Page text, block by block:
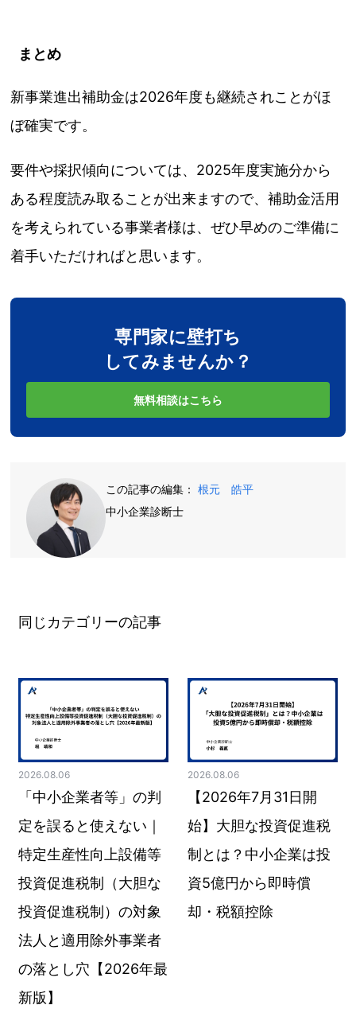
まとめ
新事業進出補助金は2026年度も継続されことがほ
ぼ確実です。
要件や採択傾向については、2025年度実施分から
ある程度読み取ることが出来ますので、補助金活用
を考えられている事業者様は、ぜひ早めのご準備に
着手いただければと思います。
専門家に壁打ち
してみませんか？
無料相談はこちら
この記事の編集：根元 皓平
中小企業診断士
同じカテゴリーの記事
2026.08.06
「中小企業者等」の判
定を誤ると使えない｜
特定生産性向上設備等
投資促進税制（大胆な
投資促進税制）の対象
法人と適用除外事業者
の落とし穴【2026年最
新版】
2026.08.06
【2026年7月31日開
始】大胆な投資促進税
制とは？中小企業は投
資5億円から即時償
却・税額控除